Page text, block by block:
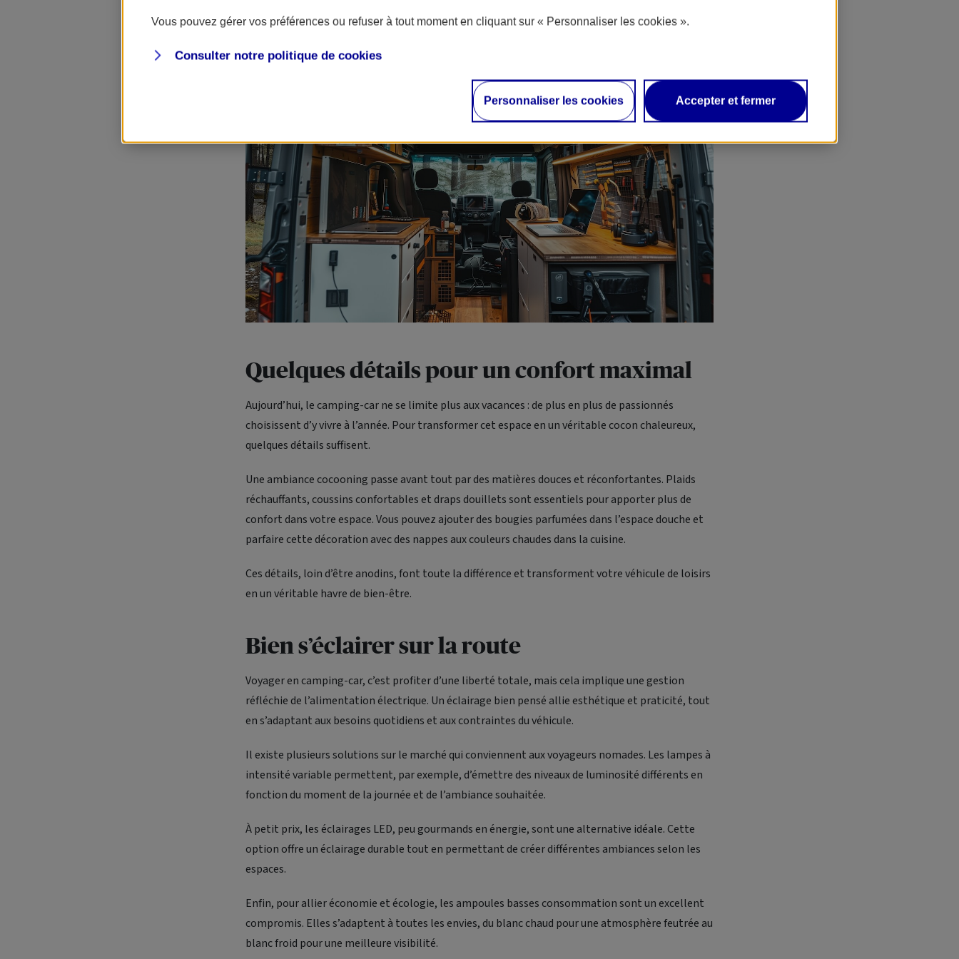
Vous pouvez gérer vos préférences ou refuser à tout moment en cliquant sur « Personnaliser les cookies ».
Consulter notre politique de cookies
Personnaliser les cookies Accepter et fermer
décoratives, pour préserver une ambiance chaleureuse sans étouffer l’espace.
Quelques détails pour un confort maximal
Aujourd’hui, le camping-car ne se limite plus aux vacances : de plus en plus de passionnés
choisissent d’y vivre à l’année. Pour transformer cet espace en un véritable cocon chaleureux,
quelques détails suffisent.
Une ambiance cocooning passe avant tout par des matières douces et réconfortantes. Plaids
réchauffants, coussins confortables et draps douillets sont essentiels pour apporter plus de
confort dans votre espace. Vous pouvez ajouter des bougies parfumées dans l’espace douche et
parfaire cette décoration avec des nappes aux couleurs chaudes dans la cuisine.
Ces détails, loin d’être anodins, font toute la différence et transforment votre véhicule de loisirs
en un véritable havre de bien-être.
Bien s’éclairer sur la route
Voyager en camping-car, c’est profiter d’une liberté totale, mais cela implique une gestion
réfléchie de l’alimentation électrique. Un éclairage bien pensé allie esthétique et praticité, tout
en s’adaptant aux besoins quotidiens et aux contraintes du véhicule.
Il existe plusieurs solutions sur le marché qui conviennent aux voyageurs nomades. Les lampes à
intensité variable permettent, par exemple, d’émettre des niveaux de luminosité différents en
fonction du moment de la journée et de l’ambiance souhaitée.
À petit prix, les éclairages LED, peu gourmands en énergie, sont une alternative idéale. Cette
option offre un éclairage durable tout en permettant de créer différentes ambiances selon les
espaces.
Enfin, pour allier économie et écologie, les ampoules basses consommation sont un excellent
compromis. Elles s’adaptent à toutes les envies, du blanc chaud pour une atmosphère feutrée au
blanc froid pour une meilleure visibilité.